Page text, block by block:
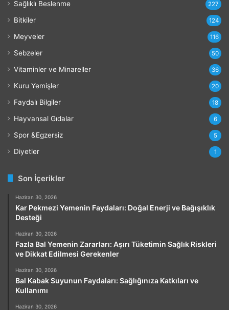
Sağlıklı Beslenme 227
Bitkiler 124
Meyveler 116
Sebzeler 50
Vitaminler ve Minareller 36
Kuru Yemişler 20
Faydalı Bilgiler 18
Hayvansal Gıdalar 6
Spor &Egzersiz 5
Diyetler 1
Son İçerikler
Haziran 30, 2026
Kar Pekmezi Yemenin Faydaları: Doğal Enerji ve Bağışıklık
Desteği
Haziran 30, 2026
Fazla Bal Yemenin Zararları: Aşırı Tüketimin Sağlık Riskleri
ve Dikkat Edilmesi Gerekenler
Haziran 30, 2026
Bal Kabak Suyunun Faydaları: Sağlığınıza Katkıları ve
Kullanımı
Haziran 30, 2026